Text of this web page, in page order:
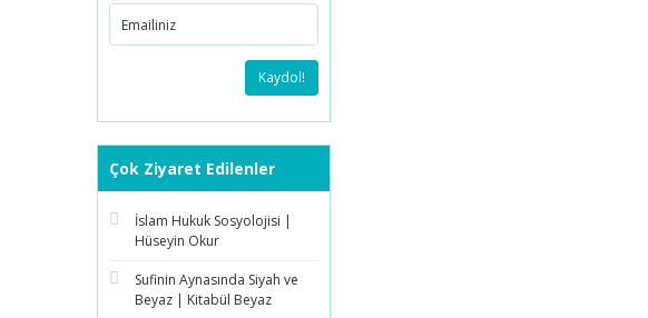
Kaydol!
Çok Ziyaret Edilenler
İslam Hukuk Sosyolojisi |
Hüseyin Okur
Sufinin Aynasında Siyah ve
Beyaz | Kitabül Beyaz